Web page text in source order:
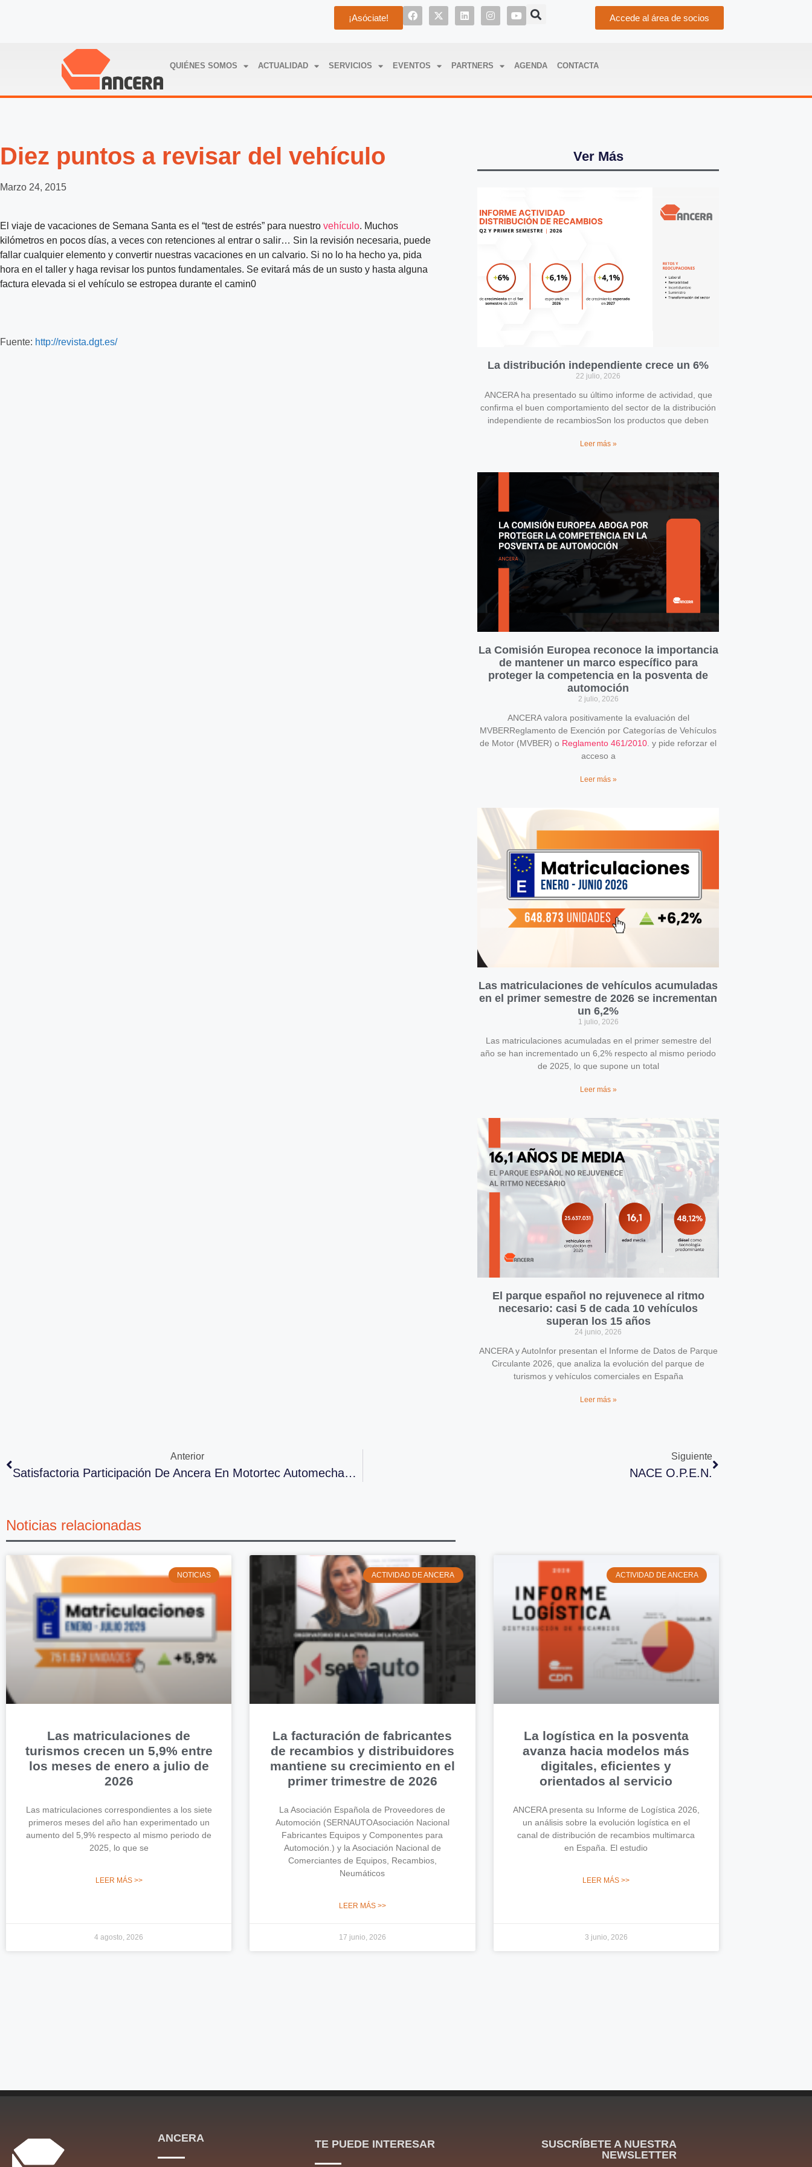
¡Asóciate! Accede al área de socios
QUIÉNES SOMOS ACTUALIDAD SERVICIOS EVENTOS PARTNERS AGENDA CONTACTA
Diez puntos a revisar del vehículo
Marzo 24, 2015
El viaje de vacaciones de Semana Santa es el “test de estrés” para nuestro vehículo. Muchos
kilómetros en pocos días, a veces con retenciones al entrar o salir… Sin la revisión necesaria, puede
fallar cualquier elemento y convertir nuestras vacaciones en un calvario. Si no lo ha hecho ya, pida
hora en el taller y haga revisar los puntos fundamentales. Se evitará más de un susto y hasta alguna
factura elevada si el vehículo se estropea durante el camin0
Fuente: http://revista.dgt.es/
Ver Más
La distribución independiente crece un 6%
22 julio, 2026
ANCERA ha presentado su último informe de actividad, que
confirma el buen comportamiento del sector de la distribución
independiente de recambiosSon los productos que deben
Leer más »
La Comisión Europea reconoce la importancia
de mantener un marco específico para
proteger la competencia en la posventa de
automoción
2 julio, 2026
ANCERA valora positivamente la evaluación del
MVBERReglamento de Exención por Categorías de Vehículos
de Motor (MVBER) o Reglamento 461/2010 . y pide reforzar el
acceso a
Leer más »
Las matriculaciones de vehículos acumuladas
en el primer semestre de 2026 se incrementan
un 6,2%
1 julio, 2026
Las matriculaciones acumuladas en el primer semestre del
año se han incrementado un 6,2% respecto al mismo periodo
de 2025, lo que supone un total
Leer más »
El parque español no rejuvenece al ritmo
necesario: casi 5 de cada 10 vehículos
superan los 15 años
24 junio, 2026
ANCERA y AutoInfor presentan el Informe de Datos de Parque
Circulante 2026, que analiza la evolución del parque de
turismos y vehículos comerciales en España
Leer más »
Anterior
Satisfactoria Participación De Ancera En Motortec Automechanika Madrid
Siguiente
NACE O.P.E.N.
Noticias relacionadas
NOTICIAS
Las matriculaciones de
turismos crecen un 5,9% entre
los meses de enero a julio de
2026
Las matriculaciones correspondientes a los siete
primeros meses del año han experimentado un
aumento del 5,9% respecto al mismo periodo de
2025, lo que se
LEER MÁS >>
4 agosto, 2026
ACTIVIDAD DE ANCERA
La facturación de fabricantes
de recambios y distribuidores
mantiene su crecimiento en el
primer trimestre de 2026
La Asociación Española de Proveedores de
Automoción (SERNAUTOAsociación Nacional
Fabricantes Equipos y Componentes para
Automoción.) y la Asociación Nacional de
Comerciantes de Equipos, Recambios,
Neumáticos
LEER MÁS >>
17 junio, 2026
ACTIVIDAD DE ANCERA
La logística en la posventa
avanza hacia modelos más
digitales, eficientes y
orientados al servicio
ANCERA presenta su Informe de Logística 2026,
un análisis sobre la evolución logística en el
canal de distribución de recambios multimarca
en España. El estudio
LEER MÁS >>
3 junio, 2026
ANCERA TE PUEDE INTERESAR
SUSCRÍBETE A NUESTRA
NEWSLETTER